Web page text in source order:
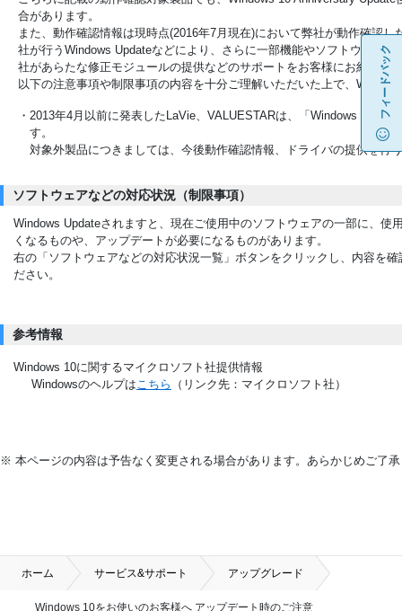
合があります。
また、動作確認情報は現時点(2016年7月現在)において弊社が動作確認
社が行うWindows Updateなどにより、さらに一部機能やソフトウェア
社があらたな修正モジュールの提供などのサポートをお客様にお約束す
以下の注意事項や制限事項の内容を十分ご理解いただいた上で、
・2013年4月以前に発表したLaVie、VALUESTARは、「Windows 10
す。
対象外製品につきましては、今後動作確認情報、ドライバの提供を行
ソフトウェアなどの対応状況（制限事項）
Windows Updateされますと、現在ご使用中のソフトウェアの一部に、使
くなるものや、アップデートが必要になるものがあります。
右の「ソフトウェアなどの対応状況一覧」ボタンをクリックし、内容を確
ださい。
参考情報
Windows 10に関するマイクロソフト社提供情報
Windowsのヘルプはこちら （リンク先：マイクロソフト社）
※ 本ページの内容は予告なく変更される場合があります。あらかじめご了
ホーム サービス&サポート アップグレード
Windows 10をお使いのお客様へ アップデート時のご注意
フィードバック